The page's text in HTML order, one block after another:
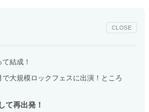
CLOSE
結成！
大規模ロックフェスに出演！ところ
て再出発！